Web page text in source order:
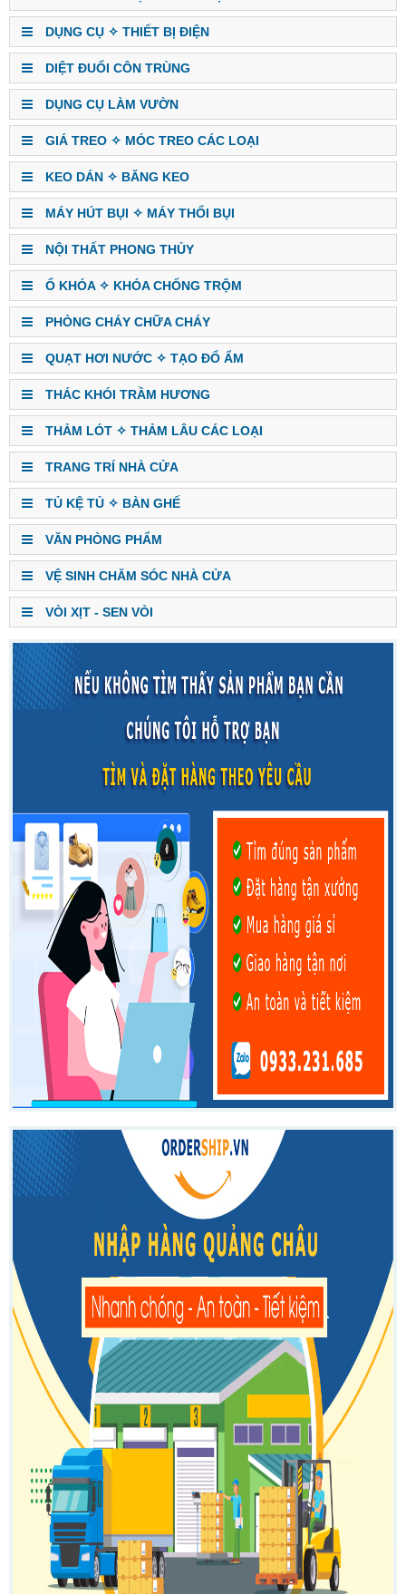
DỤNG CỤ ✧ THIẾT BỊ ĐIỆN
DIỆT ĐUỔI CÔN TRÙNG
DỤNG CỤ LÀM VƯỜN
GIÁ TREO ✧ MÓC TREO CÁC LOẠI
KEO DÁN ✧ BĂNG KEO
MÁY HÚT BỤI ✧ MÁY THỔI BỤI
NỘI THẤT PHONG THỦY
Ổ KHÓA ✧ KHÓA CHỐNG TRỘM
PHÒNG CHÁY CHỮA CHÁY
QUẠT HƠI NƯỚC ✧ TẠO ĐỔ ẨM
THÁC KHÓI TRẦM HƯƠNG
THẢM LÓT ✧ THẢM LÂU CÁC LOẠI
TRANG TRÍ NHÀ CỬA
TỦ KỆ TỦ ✧ BÀN GHẾ
VĂN PHÒNG PHẨM
VỆ SINH CHĂM SÓC NHÀ CỬA
VÒI XỊT - SEN VÒI